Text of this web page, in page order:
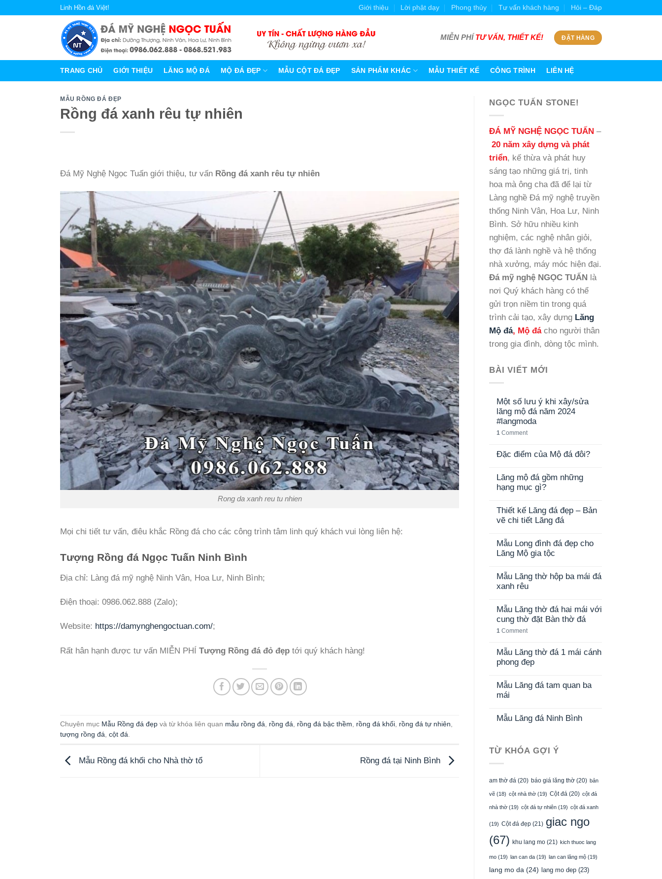
Linh Hồn đá Việt! Giới thiệu Lời phật dạy Phong thủy Tư vấn khách hàng Hỏi – Đáp
MIỄN PHÍ TƯ VẤN, THIẾT KẾ! ĐẶT HÀNG
TRANG CHỦ GIỚI THIỆU LĂNG MỘ ĐÁ MỘ ĐÁ ĐẸP MẪU CỘT ĐÁ ĐẸP SẢN PHẨM KHÁC MẪU THIẾT KẾ CÔNG TRÌNH LIÊN HỆ
MẪU RỒNG ĐÁ ĐẸP
Rồng đá xanh rêu tự nhiên
Đá Mỹ Nghệ Ngọc Tuấn giới thiệu, tư vấn Rồng đá xanh rêu tự nhiên
Rong da xanh reu tu nhien
Mọi chi tiết tư vấn, điêu khắc Rồng đá cho các công trình tâm linh quý khách vui lòng liên hệ:
Tượng Rồng đá Ngọc Tuấn Ninh Bình
Địa chỉ: Làng đá mỹ nghệ Ninh Vân, Hoa Lư, Ninh Bình;
Điện thoại: 0986.062.888 (Zalo);
Website: https://damynghengoctuan.com/;
Rất hân hạnh được tư vấn MIỄN PHÍ Tượng Rồng đá đỏ đẹp tới quý khách hàng!
Chuyên mục Mẫu Rồng đá đẹp và từ khóa liên quan mẫu rồng đá rồng đá rồng đá bậc thềm rồng đá khối rồng đá tự nhiên
tượng rồng đá cột đá
Mẫu Rồng đá khối cho Nhà thờ tổ Rồng đá tại Ninh Bình
NGỌC TUẤN STONE!
ĐÁ MỸ NGHỆ NGỌC TUẤN –
20 năm xây dựng và phát
triển, kế thừa và phát huy
sáng tạo những giá trị, tinh
hoa mà ông cha đã để lại từ
Làng nghề Đá mỹ nghệ truyền
thống Ninh Vân, Hoa Lư, Ninh
Bình. Sở hữu nhiều kinh
nghiệm, các nghệ nhân giỏi,
thợ đá lành nghề và hệ thống
nhà xưởng, máy móc hiện đại.
Đá mỹ nghệ NGỌC TUẤN
là
nơi Quý khách hàng có thể
gửi trọn niềm tin trong quá
trình cải tạo, xây dựng Lăng
Mộ đá, Mộ đácho người thân
trong gia đình, dòng tộc mình.
BÀI VIẾT MỚI
Một số lưu ý khi xây/sửa
lăng mộ đá năm 2024
#langmoda
1 Comment
Đặc điểm của Mộ đá đôi?
Lăng mộ đá gồm những
hạng mục gì?
Thiết kế Lăng đá đẹp – Bản
vẽ chi tiết Lăng đá
Mẫu Long đình đá đẹp cho
Lăng Mộ gia tộc
Mẫu Lăng thờ hộp ba mái đá
xanh rêu
Mẫu Lăng thờ đá hai mái với
cung thờ đặt Bàn thờ đá
1 Comment
Mẫu Lăng thờ đá 1 mái cánh
phong đẹp
Mẫu Lăng đá tam quan ba
mái
Mẫu Lăng đá Ninh Bình
TỪ KHÓA GỢI Ý
am thờ đá (20) báo giá lăng thờ (20) bản
vẽ (18) cột nhà thờ (19) Cột đá (20) cột đá
nhà thờ (19) cột đá tự nhiên (19) cột đá xanh
(19) Cột đá đẹp (21) giac ngo
(67) khu lang mo (21) kich thuoc lang
mo (19) lan can da (19) lan can lăng mộ (19)
lang mo da (24) lang mo dep (23)